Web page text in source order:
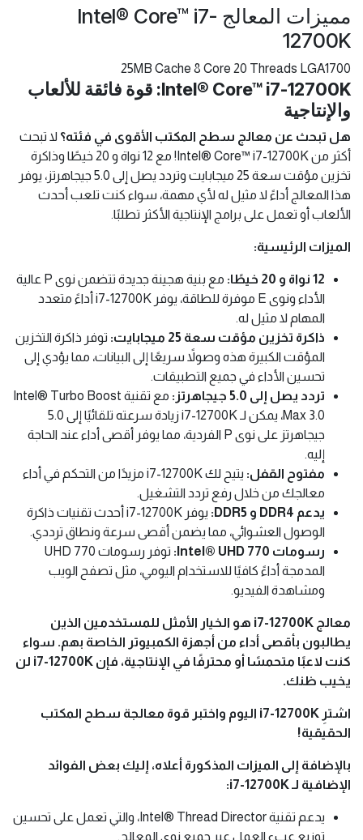
12700K
25MB Cache 8 Core 20 Threads LGA1700
Intel® Core™ i7-12700K: قوة فائقة للألعاب
والإنتاجية
هل تبحث عن معالج سطح المكتب الأقوى في فئته؟
أكثر من Intel® Core™ i7-12700K! مع 12 نواة و 20 خيطًا وذاكرة
تخزين مؤقت سعة 25 ميجابايت وتردد يصل إلى 5.0 جيجاهرتز، يوفر
هذا المعالج أداءً لا مثيل له لأي مهمة، سواء كنت تلعب أحدث
الألعاب أو تعمل على برامج الإنتاجية الأكثر تطلبًا.
الميزات الرئيسية:
12 نواة و 20 خيطًا:
مع بنية هجينة جديدة تتضمن نوى P عالية
الأداء ونوى E موفرة للطاقة، يوفر i7-12700K أداءً متعدد
المهام لا مثيل له.
ذاكرة تخزين مؤقت سعة 25 ميجابايت:
توفر ذاكرة التخزين
المؤقت الكبيرة هذه وصولاً سريعًا إلى البيانات، مما يؤدي إلى
تحسين الأداء في جميع التطبيقات.
تردد يصل إلى 5.0 جيجاهرتز:
مع تقنية Intel® Turbo Boost
Max 3.0، يمكن لـ i7-12700K زيادة سرعته تلقائيًا إلى 5.0
مفتوح القفل:
يتيح لك i7-12700K مزيدًا من التحكم في أداء
معالجك من خلال رفع تردد التشغيل.
الوصول العشوائي، مما يضمن أقصى سرعة ونطاق ترددي.
رسومات Intel® UHD 770:
المدمجة أداءً كافيًا للاستخدام اليومي، مثل تصفح الويب
ومشاهدة الفيديو.